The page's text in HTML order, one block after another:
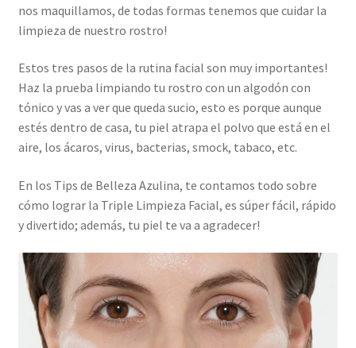
nos maquillamos, de todas formas tenemos que cuidar la
limpieza de nuestro rostro!
Estos tres pasos de la rutina facial son muy importantes!
Haz la prueba limpiando tu rostro con un algodón con
tónico y vas a ver que queda sucio, esto es porque aunque
estés dentro de casa, tu piel atrapa el polvo que está en el
aire, los ácaros, virus, bacterias, smock, tabaco, etc.
En los Tips de Belleza Azulina, te contamos todo sobre
cómo lograr la Triple Limpieza Facial, es súper fácil, rápido
y divertido; además, tu piel te va a agradecer!